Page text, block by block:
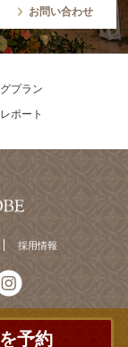
予約
お問い合わせ
プラン
ポート
採用情報